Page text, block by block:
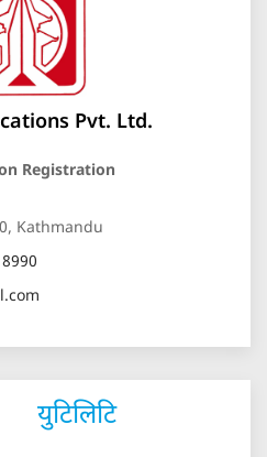
Pvt. Ltd.
Registration
Kathmandu
युटिलिटि